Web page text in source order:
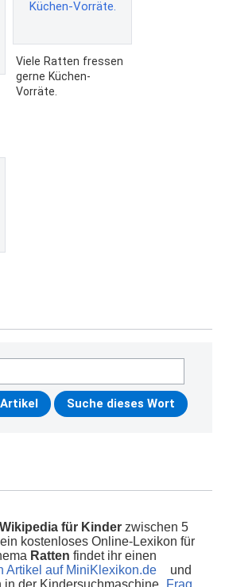
Viele Ratten fressen
gerne Küchen-
Vorräte.
für Kinder zwischen 5
kostenloses Online-Lexikon für
Ratten findet ihr einen
Artikel auf MiniKlexikon.de
und